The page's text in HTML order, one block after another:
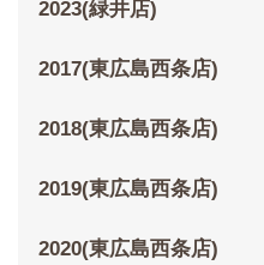
2023(緑井店)
2017(東広島西条店)
2018(東広島西条店)
2019(東広島西条店)
2020(東広島西条店)